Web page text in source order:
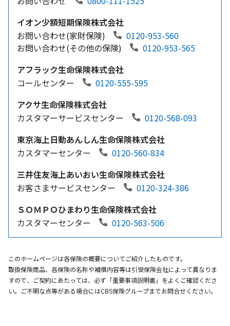
イオン少額短期保険株式会社
お問い合わせ(家財保険)
0120-953-560
お問い合わせ(その他の保険)
0120-953-565
アフラック生命保険株式会社
コールセンター
0120-555-595
アクサ生命保険株式会社
カスタマーサービスセンター
0120-568-093
東京海上日動あんしん生命保険株式会社
カスタマーセンター
0120-560-834
三井住友海上あいおい生命保険株式会社
お客さまサービスセンター
0120-324-386
ＳＯＭＰＯひまわり生命保険株式会社
カスタマーセンター
0120-563-506
このホームページは各保険の概要についてご紹介したものです。
取扱保険商品、各保険の名称や補償内容等は引受保険会社によって異なりま
すので、ご契約にあたっては、必ず「重要事項説明書」をよくご確認くださ
い。ご不明な点等がある場合にはCBS保険グループまでお問合せください。